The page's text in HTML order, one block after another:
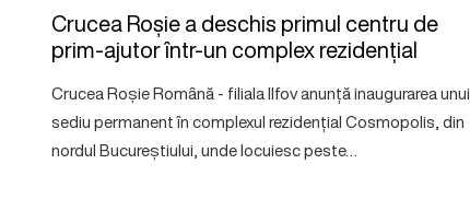
Crucea Roșie a deschis primul centru de
prim-ajutor într-un complex rezidențial
Crucea Roșie Română - filiala Ilfov anunță inaugurarea unui
sediu permanent în complexul rezidențial Cosmopolis, din
nordul Bucureștiului, unde locuiesc peste…